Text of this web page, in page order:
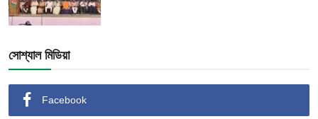
সোশ্যাল মিডিয়া
Facebook